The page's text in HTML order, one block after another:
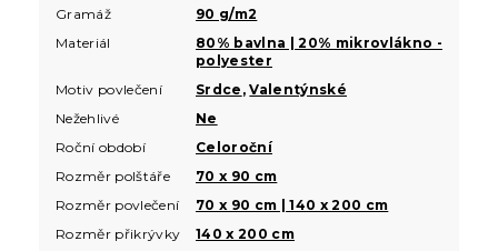
Gramáž
90 g/m2
Materiál
80% bavlna | 20% mikrovlákno -
polyester
Motiv povlečení
Srdce ,Valentýnské
Nežehlivé
Ne
Roční období
Celoroční
Rozměr polštáře
70 x 90 cm
Rozměr povlečení
70 x 90 cm | 140 x 200 cm
Rozměr přikrývky
140 x 200 cm